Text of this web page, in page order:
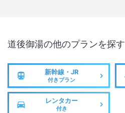
道後御湯の他のプランを探す
新幹線・JR
付きプラン
レンタカー
付き